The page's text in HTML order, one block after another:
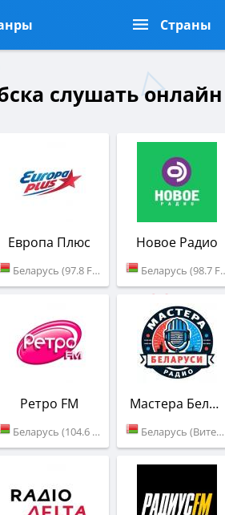
Страны
слушать онлайн
Европа Плюс
Беларусь (97.8 FM)
Новое Радио
Беларусь (98.7 FM)
Ретро FM
Беларусь (104.6 FM)
Мастера Беларуси
Беларусь (Витебск)